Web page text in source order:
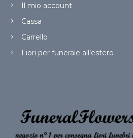
Il mio account
Cassa
Carrello
Fiori per funerale all’estero